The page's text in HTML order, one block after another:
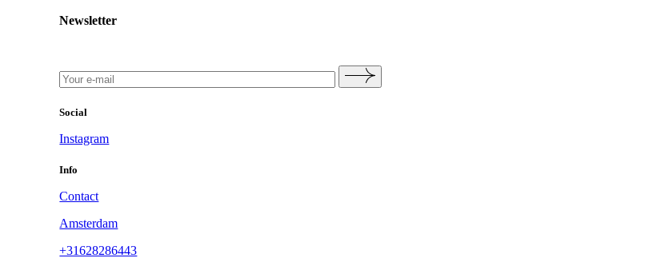
Newsletter
Social
Instagram
Info
Contact
Amsterdam
+31628286443